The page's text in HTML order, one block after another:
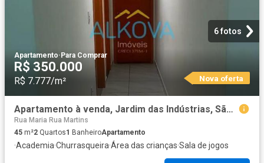
6 fotos
Apartamento·Para Comprar
R$ 350.000
R$ 7.777/m² Nova oferta
Apartamento à venda, Jardim das Indústrias, São José dos Campos, SP
Rua Maria Rua Martins
45 m²2 Quartos1 BanheiroApartamento
·Academia·Churrasqueira·Área das crianças·Sala de jogos